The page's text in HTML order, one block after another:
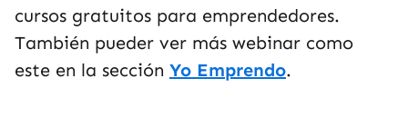
cursos gratuitos para emprendedores.
También pueder ver más webinar como
este en la sección Yo Emprendo.